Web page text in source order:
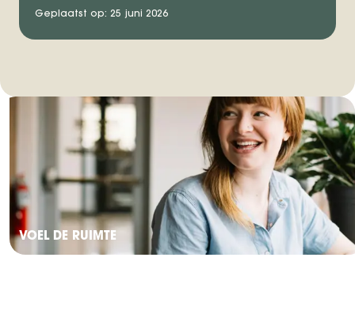
Geplaatst op: 25 juni 2026
VOEL DE RUIMTE